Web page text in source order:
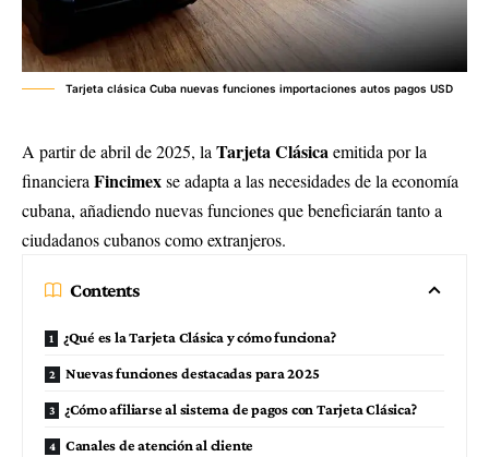
Tarjeta clásica Cuba nuevas funciones importaciones autos pagos USD
A partir de abril de 2025, la Tarjeta Clásicaemitida por la
financiera Fincimexse adapta a las necesidades de la economía
cubana, añadiendo nuevas funciones que beneficiarán tanto a
ciudadanos cubanos como extranjeros.
Contents
¿Qué es la Tarjeta Clásica y cómo funciona?
Nuevas funciones destacadas para 2025
¿Cómo afiliarse al sistema de pagos con Tarjeta Clásica?
Canales de atención al cliente